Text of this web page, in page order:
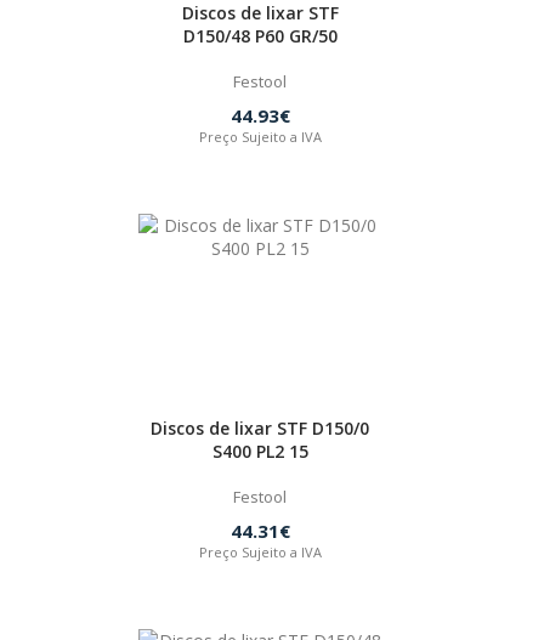
Discos de lixar STF
D150/48 P60 GR/50
Festool
44.93€
Preço Sujeito a IVA
Discos de lixar STF D150/0
S400 PL2 15
Festool
44.31€
Preço Sujeito a IVA